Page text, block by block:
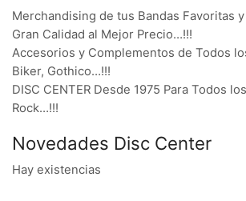
Merchandising de tus Bandas Favoritas
Gran Calidad al Mejor Precio…!!!
Accesorios y Complementos de Todos
Biker, Gothico…!!!
DISC CENTER Desde 1975 Para Todos
Rock…!!!
Novedades Disc Center
Hay existencias